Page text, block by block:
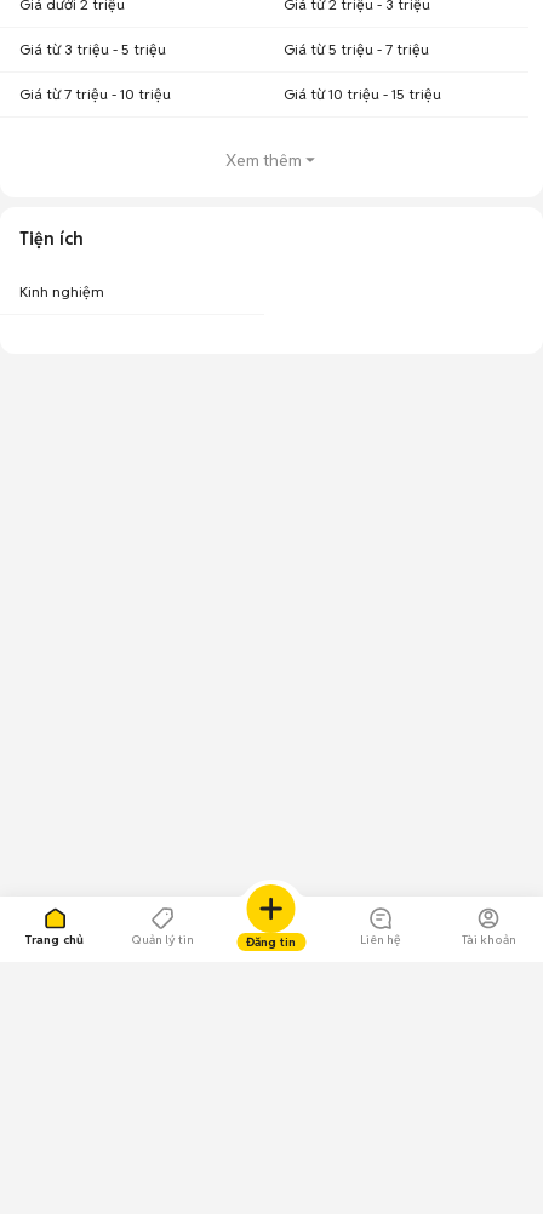
Trang chủ Quản lý tin Đăng tin Liên hệ Tài khoản
Giá dưới 2 triệu Giá từ 2 triệu - 3 triệu
Giá từ 3 triệu - 5 triệu Giá từ 5 triệu - 7 triệu
Giá từ 7 triệu - 10 triệu Giá từ 10 triệu - 15 triệu
Xem thêm
Tiện ích
Kinh nghiệm